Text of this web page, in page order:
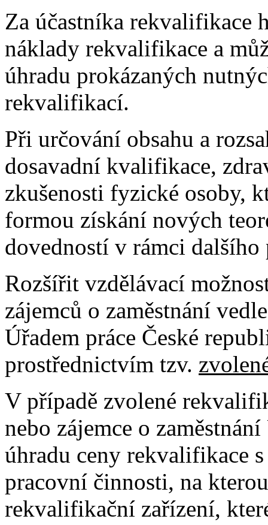
Za účastníka rekvalifikace
náklady rekvalifikace a
úhradu prokázaných
rekvalifikací.
Při určování obsahu a
dosavadní kvalifikace,
zkušenosti fyzické osoby,
formou získání nových
dovedností v rámci
Rozšířit vzdělávací
zájemců o zaměstnání
Úřadem práce České
prostřednictvím tzv.
V případě zvolené
nebo zájemce o
úhradu ceny rekvalifikace
pracovní činnosti, na
rekvalifikační zařízení,